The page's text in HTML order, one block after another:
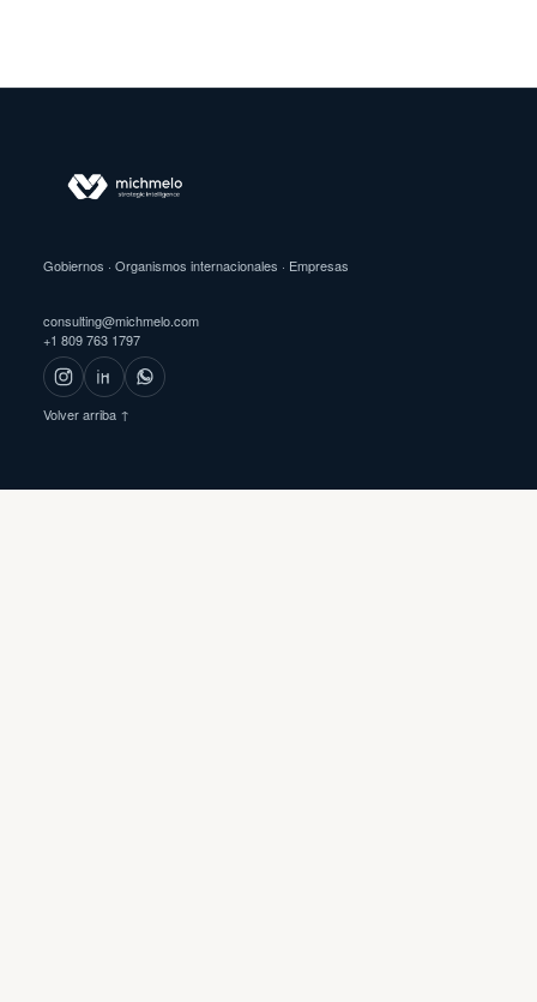
Gobiernos · Organismos internacionales · Empresas
consulting@michmelo.com
+1 809 763 1797
Volver arriba ↑